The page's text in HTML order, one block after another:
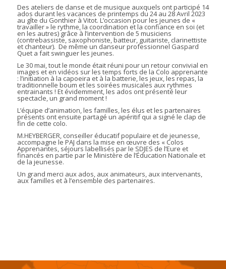
Des ateliers de danse et de musique auxquels ont participé 14
ados durant les vacances de printemps du 24 au 28 Avril 2023
au gîte du Gonthier à Vitot. L’occasion pour les jeunes de «
travailler » le rythme, la coordination et la confiance en soi (et
en les autres) grâce à l’intervention de 5 musiciens
(contrebassiste, saxophoniste, batteur, guitariste, clarinettiste
et chanteur). De même un danseur professionnel Gaspard
Quet a fait swinguer les jeunes.
Le 30 mai, tout le monde était réuni pour un retour convivial en
images et en vidéos sur les temps forts de la Colo apprenante
: l’initiation à la capoeira et à la batterie, les jeux, les repas, la
traditionnelle boum et les soirées musicales aux rythmes
entrainants ! Et évidemment, les ados ont présenté leur
spectacle, un grand moment !
L’équipe d’animation, les familles, les élus et les partenaires
présents ont ensuite partagé un apéritif qui a signé le clap de
fin de cette colo.
M.HEYBERGER, conseiller éducatif populaire et de jeunesse,
accompagne le PAJ dans la mise en œuvre des « Colos
Apprenantes, séjours labellisés par le SDJES de l’Eure et
financés en partie par le Ministère de l’Éducation Nationale et
de la jeunesse.
Un grand merci aux ados, aux animateurs, aux intervenants,
aux familles et à l’ensemble des partenaires.